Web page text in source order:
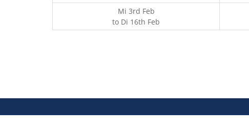
Mi 3rd Feb
to Di 16th Feb